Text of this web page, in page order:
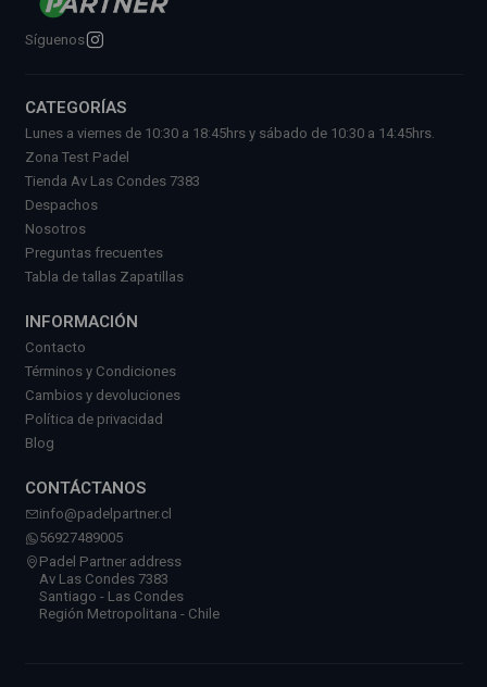
Síguenos
CATEGORÍAS
Lunes a viernes de 10:30 a 18:45hrs y sábado de 10:30 a 14:45hrs.
Zona Test Padel
Tienda Av Las Condes 7383
Despachos
Nosotros
Preguntas frecuentes
Tabla de tallas Zapatillas
INFORMACIÓN
Contacto
Términos y Condiciones
Cambios y devoluciones
Política de privacidad
Blog
CONTÁCTANOS
info@padelpartner.cl
56927489005
Padel Partner address
Av Las Condes 7383
Santiago - Las Condes
Región Metropolitana - Chile